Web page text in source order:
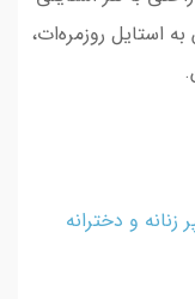
روزمره‌ات،
و دخترانه